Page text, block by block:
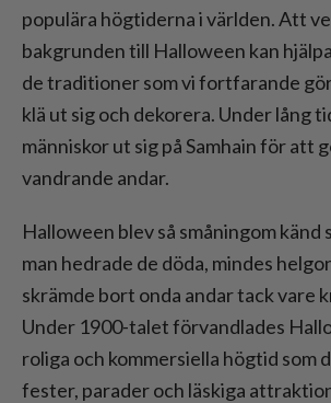
populära högtiderna i världen. Att
bakgrunden till Halloween kan
de traditioner som vi fortfarande
klä ut sig och dekorera. Under lång
människor ut sig på Samhain för att
vandrande andar.
Halloween blev så småningom känd
man hedrade de döda, mindes
skrämde bort onda andar tack vare
Under 1900-talet förvandlades
roliga och kommersiella högtid som
fester, parader och läskiga